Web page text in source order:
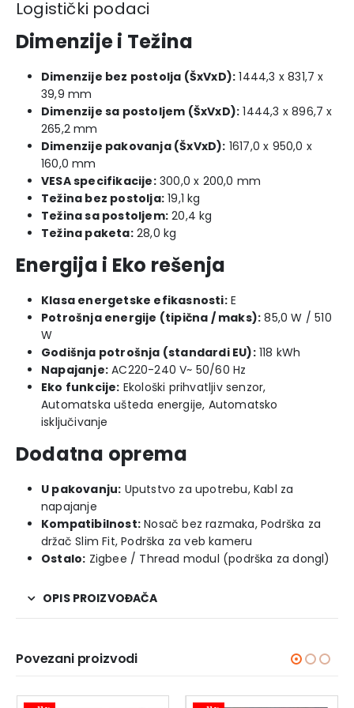
Logistički podaci
Dimenzije i Težina
Dimenzije bez postolja (ŠxVxD): 1444,3 x 831,7 x
39,9 mm
Dimenzije sa postoljem (ŠxVxD): 1444,3 x 896,7 x
265,2 mm
Dimenzije pakovanja (ŠxVxD): 1617,0 x 950,0 x
160,0 mm
VESA specifikacije:300,0 x 200,0 mm
Težina bez postolja: 19,1 kg
Težina sa postoljem: 20,4 kg
Težina paketa:28,0 kg
Energija i Eko rešenja
Klasa energetske efikasnosti:E
Potrošnja energije (tipična / maks): 85,0 W / 510
W
Godišnja potrošnja (standardi EU):118 kWh
Napajanje: AC220-240 V~ 50/60 Hz
Eko funkcije: Ekološki prihvatljiv senzor,
Automatska ušteda energije, Automatsko
isključivanje
Dodatna oprema
U pakovanju: Uputstvo za upotrebu, Kabl za
napajanje
Kompatibilnost: Nosač bez razmaka, Podrška za
držač Slim Fit, Podrška za veb kameru
Ostalo: Zigbee / Thread modul (podrška za dongl)
OPIS PROIZVOĐAČA
Povezani proizvodi